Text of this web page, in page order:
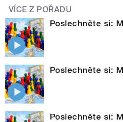
VÍCE Z POŘADU
Poslechněte si:
Poslechněte si:
Poslechněte si: